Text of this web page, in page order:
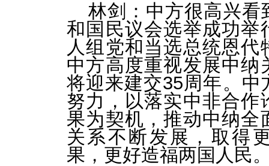
林剑：中方很高兴看
和国民议会选举成功举
人组党和当选总统恩代
中方高度重视发展中纳
将迎来建交35周年。中
努力，以落实中非合作
果为契机，推动中纳全
关系不断发展，取得
果，更好造福两国人民